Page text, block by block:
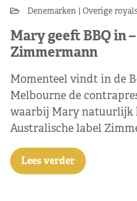
Denemarken Overige royals
Mary geeft BBQ in
Zimmermann
Momenteel vindt in de
Melbourne de
waarbij Mary natuurlijk
Australische label
Lees verder